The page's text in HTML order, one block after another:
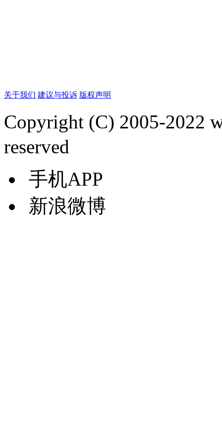
关于我们 建议与投诉 版权声明
Copyright (C) 2005-2022
reserved
手机APP
新浪微博